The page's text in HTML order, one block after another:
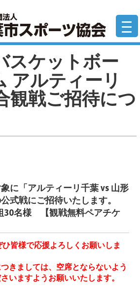
公
スケットボー
アルティーリ
観戦ご招待につ
に 「アルティーリ千葉 vs 山形
式戦にご招待いたします。
30名様 【観戦無料ペアチケ
皆様で応援よろしくお願いしま
きましては、空席とならないよう
いますようお願いいたします。